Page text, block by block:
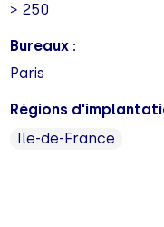
> 250
Bureaux :
Paris
Régions
Ile-de-France